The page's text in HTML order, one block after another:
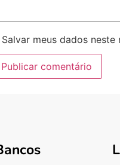
Salvar meus dados